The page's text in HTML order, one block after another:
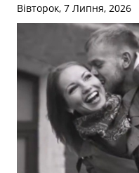
Вівторок, 7 Липня, 2026